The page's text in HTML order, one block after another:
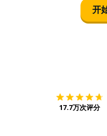
开
17.7万次评分